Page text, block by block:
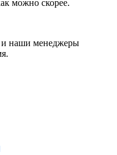
можно скорее.
и наши менеджеры